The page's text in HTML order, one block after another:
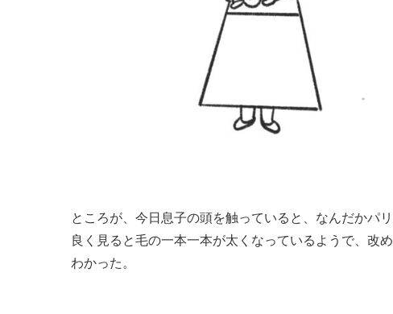
ところが、今日息子の頭を触っていると、なんだかパ
良く見ると毛の一本一本が太くなっているようで、改
わかった。